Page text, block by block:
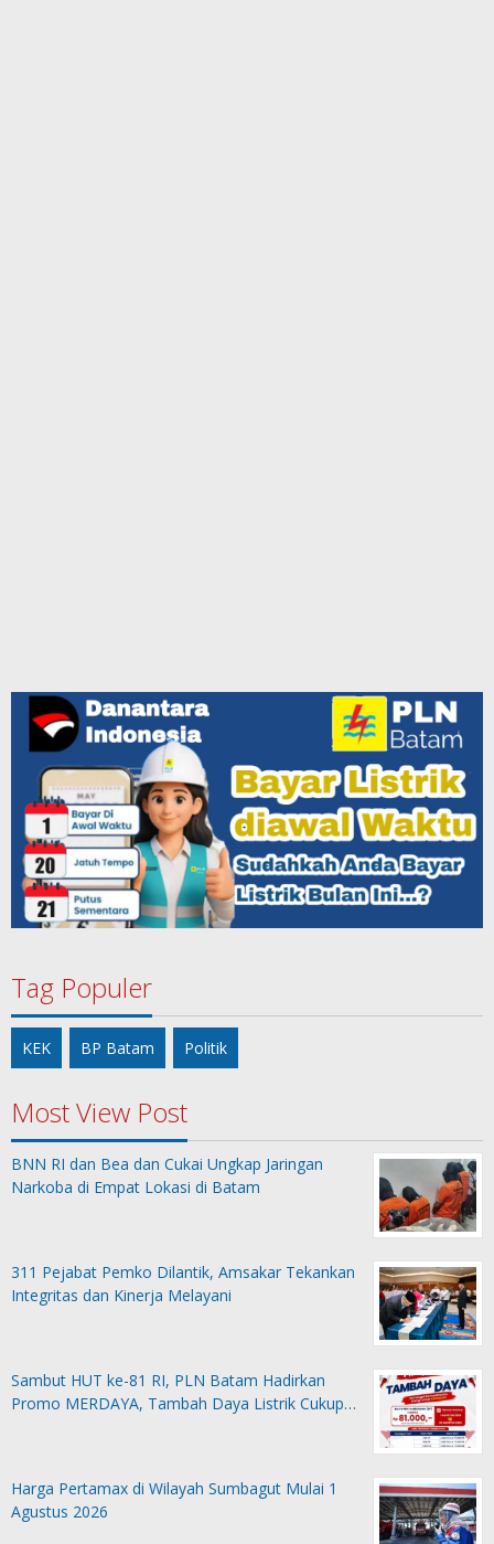
Tag Populer
KEK BP Batam Politik
Most View Post
BNN RI dan Bea dan Cukai Ungkap Jaringan
Narkoba di Empat Lokasi di Batam
311 Pejabat Pemko Dilantik, Amsakar Tekankan
Integritas dan Kinerja Melayani
Sambut HUT ke-81 RI, PLN Batam Hadirkan
Promo MERDAYA, Tambah Daya Listrik Cukup…
Harga Pertamax di Wilayah Sumbagut Mulai 1
Agustus 2026